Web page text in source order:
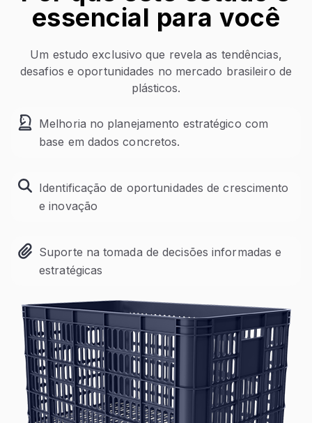
essencial para você
Um estudo exclusivo que revela as tendências,
desafios e oportunidades no mercado brasileiro de
plásticos.
Melhoria no planejamento estratégico com
base em dados concretos.
Identificação de oportunidades de crescimento
e inovação
Suporte na tomada de decisões informadas e
estratégicas